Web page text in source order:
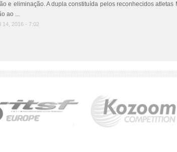
e eliminação. A dupla constituída pelos reconhecidos
ao ...
14, 2016 - 7:02